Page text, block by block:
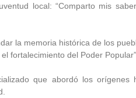
local: “Comparto mis
la memoria histórica de los
fortalecimiento del Poder Popular”.
que abordó los orígenes